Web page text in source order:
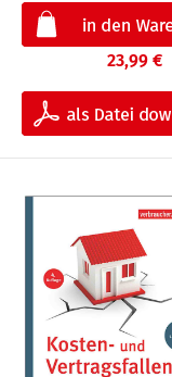
23,99 €